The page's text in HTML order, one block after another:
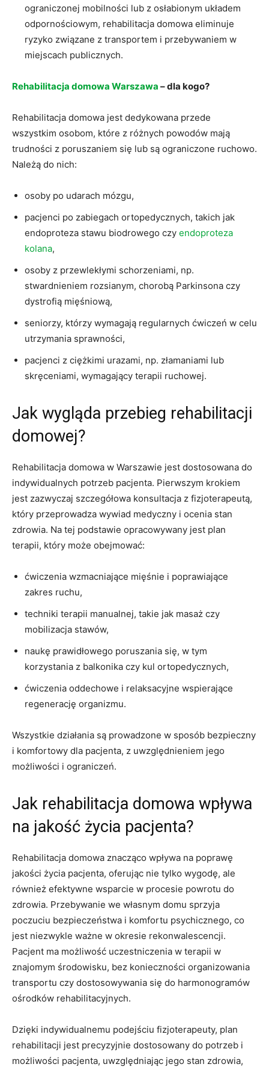
ograniczonej mobilności lub z osłabionym układem
odpornościowym, rehabilitacja domowa eliminuje
ryzyko związane z transportem i przebywaniem w
miejscach publicznych.
Rehabilitacja domowa Warszawa – dla kogo?
Rehabilitacja domowa jest dedykowana przede
wszystkim osobom, które z różnych powodów mają
trudności z poruszaniem się lub są ograniczone ruchowo.
Należą do nich:
osoby po udarach mózgu,
pacjenci po zabiegach ortopedycznych, takich jak
endoproteza stawu biodrowego czy endoproteza
kolana,
osoby z przewlekłymi schorzeniami, np.
stwardnieniem rozsianym, chorobą Parkinsona czy
dystrofią mięśniową,
seniorzy, którzy wymagają regularnych ćwiczeń w celu
utrzymania sprawności,
pacjenci z ciężkimi urazami, np. złamaniami lub
skręceniami, wymagający terapii ruchowej.
Jak wygląda przebieg rehabilitacji
domowej?
Rehabilitacja domowa w Warszawie jest dostosowana do
indywidualnych potrzeb pacjenta. Pierwszym krokiem
jest zazwyczaj szczegółowa konsultacja z fizjoterapeutą,
który przeprowadza wywiad medyczny i ocenia stan
zdrowia. Na tej podstawie opracowywany jest plan
terapii, który może obejmować:
ćwiczenia wzmacniające mięśnie i poprawiające
zakres ruchu,
techniki terapii manualnej, takie jak masaż czy
mobilizacja stawów,
naukę prawidłowego poruszania się, w tym
korzystania z balkonika czy kul ortopedycznych,
ćwiczenia oddechowe i relaksacyjne wspierające
regenerację organizmu.
Wszystkie działania są prowadzone w sposób bezpieczny
i komfortowy dla pacjenta, z uwzględnieniem jego
możliwości i ograniczeń.
Jak rehabilitacja domowa wpływa
na jakość życia pacjenta?
Rehabilitacja domowa znacząco wpływa na poprawę
jakości życia pacjenta, oferując nie tylko wygodę, ale
również efektywne wsparcie w procesie powrotu do
zdrowia. Przebywanie we własnym domu sprzyja
poczuciu bezpieczeństwa i komfortu psychicznego, co
jest niezwykle ważne w okresie rekonwalescencji.
Pacjent ma możliwość uczestniczenia w terapii w
znajomym środowisku, bez konieczności organizowania
transportu czy dostosowywania się do harmonogramów
ośrodków rehabilitacyjnych.
Dzięki indywidualnemu podejściu fizjoterapeuty, plan
rehabilitacji jest precyzyjnie dostosowany do potrzeb i
możliwości pacjenta, uwzględniając jego stan zdrowia,